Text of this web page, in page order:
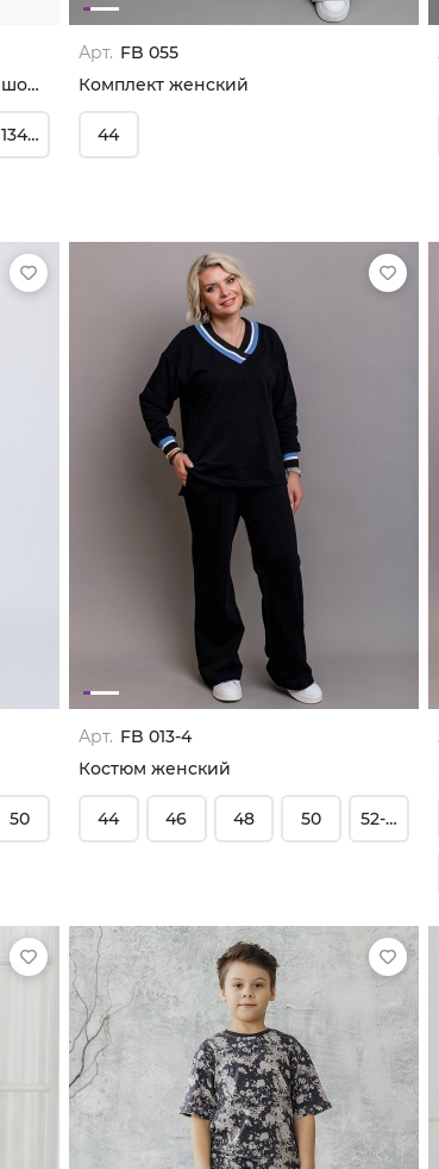
Комплект для девочки майка и шорты
134-140
Арт. FB 055
Комплект женский
44
50
Арт. FB 013-4
Костюм женский
44 46 48 50 52-54